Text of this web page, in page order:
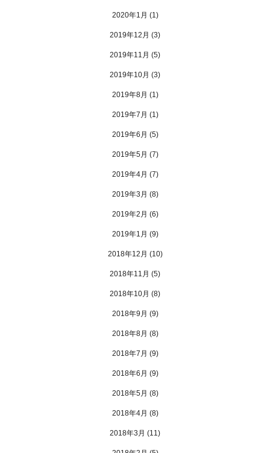
2020年1月 (1)
2019年12月 (3)
2019年11月 (5)
2019年10月 (3)
2019年8月 (1)
2019年7月 (1)
2019年6月 (5)
2019年5月 (7)
2019年4月 (7)
2019年3月 (8)
2019年2月 (6)
2019年1月 (9)
2018年12月 (10)
2018年11月 (5)
2018年10月 (8)
2018年9月 (9)
2018年8月 (8)
2018年7月 (9)
2018年6月 (9)
2018年5月 (8)
2018年4月 (8)
2018年3月 (11)